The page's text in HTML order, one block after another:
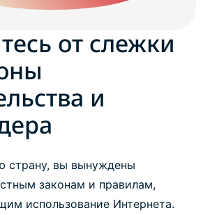
от слежки
и
страну, вы вынуждены
законам и правилам,
использование Интернета.